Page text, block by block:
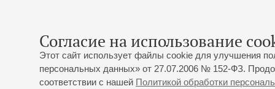
Согласие на использование
Этот сайт использует файлы cookie для улучшения
персональных данных» от 27.07.2006 № 152-ФЗ.
соответствии с нашей Политикой обработки